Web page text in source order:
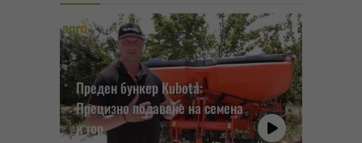
Преден бункер Kubota:
Прецизно подаване на семена
и тор